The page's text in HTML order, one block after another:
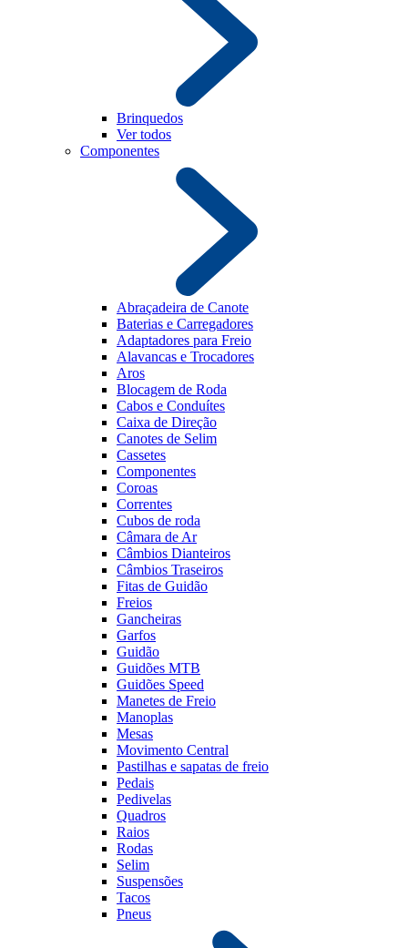
Brinquedos
Ver todos
Componentes
Abraçadeira de Canote
Baterias e Carregadores
Adaptadores para Freio
Alavancas e Trocadores
Aros
Blocagem de Roda
Cabos e Conduítes
Caixa de Direção
Canotes de Selim
Cassetes
Componentes
Coroas
Correntes
Cubos de roda
Câmara de Ar
Câmbios Dianteiros
Câmbios Traseiros
Fitas de Guidão
Freios
Gancheiras
Garfos
Guidão
Guidões MTB
Guidões Speed
Manetes de Freio
Manoplas
Mesas
Movimento Central
Pastilhas e sapatas de freio
Pedais
Pedivelas
Quadros
Raios
Rodas
Selim
Suspensões
Tacos
Pneus